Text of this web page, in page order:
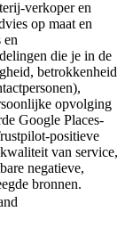
verkoper en
op maat en
en
die je in de
betrokkenheid
opvolging
Google Places-
positieve
van service,
negatieve,
bronnen.